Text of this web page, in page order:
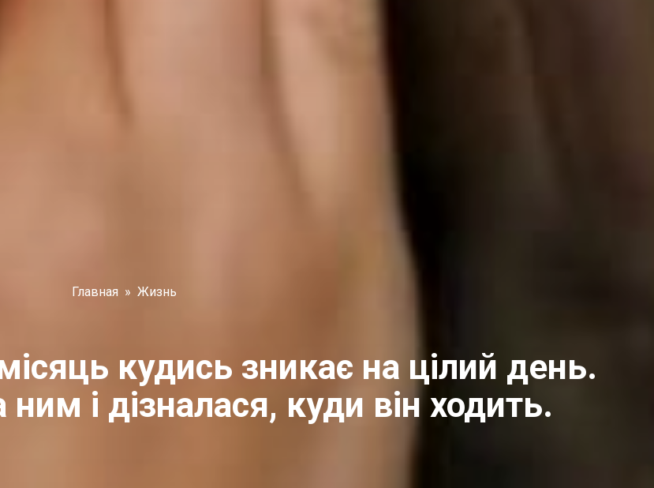
Главная » Жизнь
кудись зникає на цілий день.
і дізналася, куди він ходить.